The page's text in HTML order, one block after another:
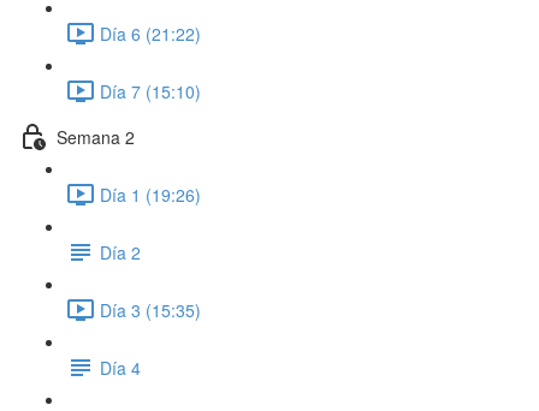
Día 6 (21:22)
Día 7 (15:10)
Semana 2
Día 1 (19:26)
Día 2
Día 3 (15:35)
Día 4